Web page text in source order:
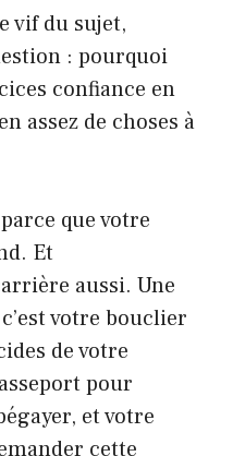
vif du sujet,
: pourquoi
confiance en
assez de choses à
que votre
Et
aussi. Une
votre bouclier
de votre
pour
et votre
cette